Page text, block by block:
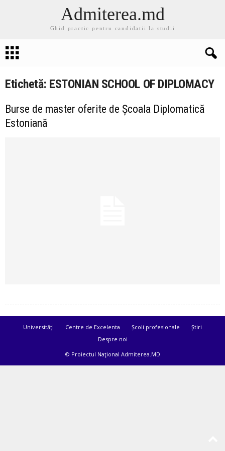
Admiterea.md
Ghid practic pentru candidatii la studii
Etichetă: ESTONIAN SCHOOL OF DIPLOMACY
Burse de master oferite de Școala Diplomatică
Estoniană
Universități Centre de Excelenta Școli profesionale
Știri
Despre noi
© Proiectul Naţional Admiterea.MD